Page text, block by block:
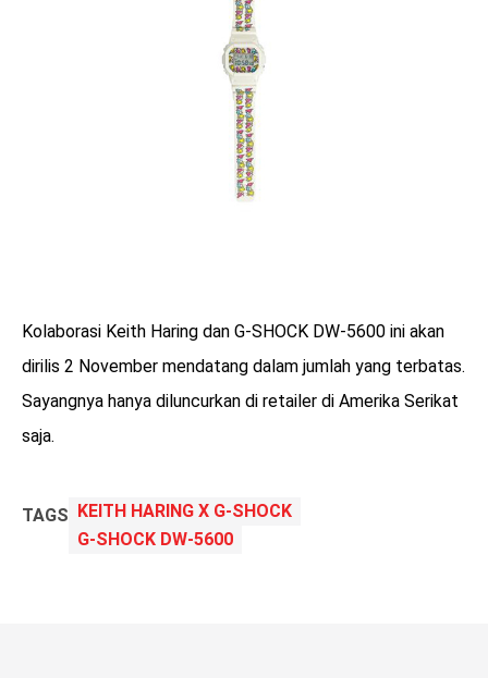
Kolaborasi Keith Haring dan G-SHOCK DW-5600 ini akan
dirilis 2 November mendatang dalam jumlah yang terbatas.
Sayangnya hanya diluncurkan di retailer di Amerika Serikat
saja.
TAGS
KEITH HARING X G-SHOCK
G-SHOCK DW-5600